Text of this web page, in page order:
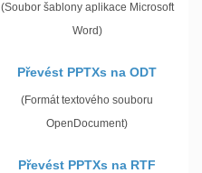
(Soubor šablony aplikace Microsoft
Word)
Převést PPTXs na ODT
(Formát textového souboru
OpenDocument)
Převést PPTXs na RTF